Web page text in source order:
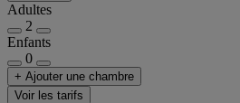
Adultes
2
Enfants
0
+ Ajouter une chambre
Voir les tarifs